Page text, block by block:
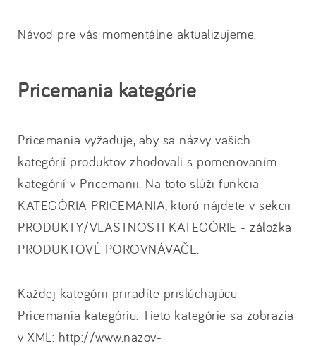
Návod pre vás momentálne aktualizujeme.
Pricemania kategórie
Pricemania vyžaduje, aby sa názvy vašich
kategórií produktov zhodovali s pomenovaním
kategórií v Pricemanii. Na toto slúži funkcia
KATEGÓRIA PRICEMANIA, ktorú nájdete v sekcii
PRODUKTY/VLASTNOSTI KATEGÓRIE - záložka
PRODUKTOVÉ POROVNÁVAČE.
Každej kategórii priradíte prislúchajúcu
Pricemania kategóriu. Tieto kategórie sa zobrazia
v XML: http://www.nazov-